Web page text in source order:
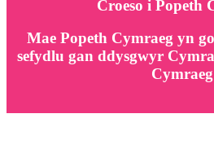
Croeso i Popeth
Mae Popeth Cymraeg yn
sefydlu gan ddysgwyr
Cymraeg